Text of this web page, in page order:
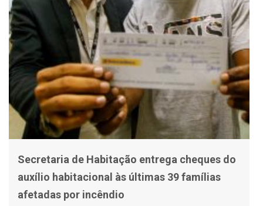
Secretaria de Habitação entrega cheques do
auxílio habitacional às últimas 39 famílias
afetadas por incêndio